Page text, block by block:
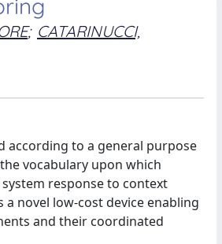
; CATARINUCCI,
according to a general purpose
vocabulary upon which
response to context
novel low-cost device enabling
and their coordinated